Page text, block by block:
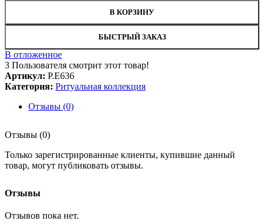
В КОРЗИНУ
БЫСТРЫЙ ЗАКАЗ
В отложенное
3 Пользователя смотрит этот товар!
Артикул: Р.Е636
Категория: Ритуальная коллекция
Отзывы (0)
Отзывы (0)
Отзывы
Отзывов пока нет.
Только зарегистрированные клиенты, купившие данный
товар, могут публиковать отзывы.